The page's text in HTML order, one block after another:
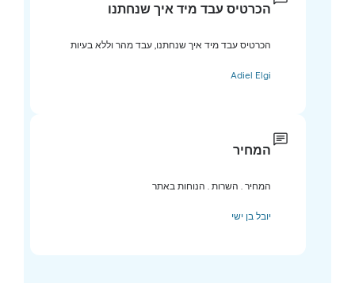
הכרטיס עבד מיד איך שנחתנו
הכרטיס עבד מיד איך שנחתנו, עבד מהר וללא בעיות
Adiel Elgi
המחיר
המחיר . השרות . הנוחות באתר
יובל בן ישי